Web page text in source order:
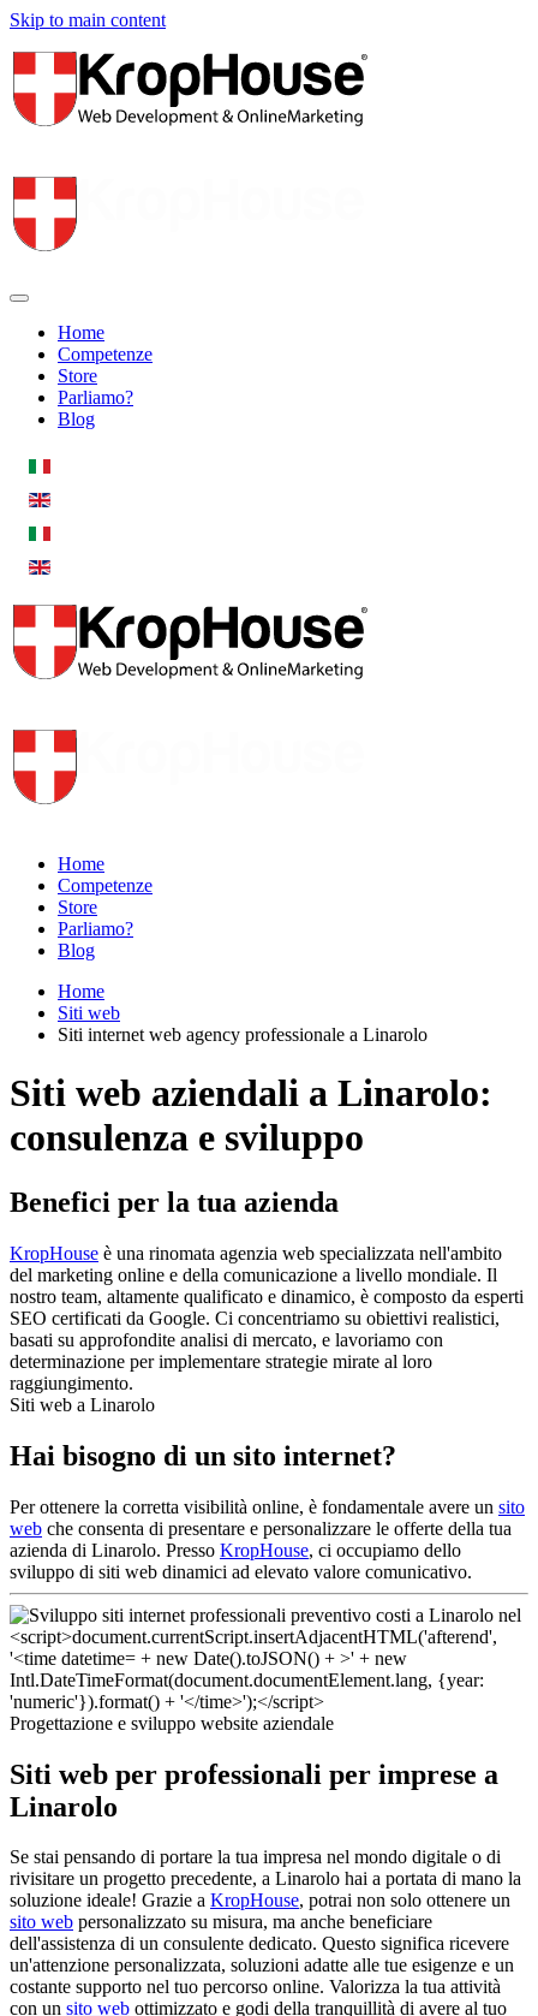
Skip to main content
Home
Competenze
Store
Parliamo?
Blog
Home
Competenze
Store
Parliamo?
Blog
Home
Siti web
Siti internet web agency professionale a Linarolo
Siti web aziendali a Linarolo:
consulenza e sviluppo
Benefici per la tua azienda
KropHouse è una rinomata agenzia web specializzata nell'ambito
del marketing online e della comunicazione a livello mondiale. Il
nostro team, altamente qualificato e dinamico, è composto da esperti
SEO certificati da Google. Ci concentriamo su obiettivi realistici,
basati su approfondite analisi di mercato, e lavoriamo con
determinazione per implementare strategie mirate al loro
raggiungimento.
Siti web a Linarolo
Hai bisogno di un sito internet?
Per ottenere la corretta visibilità online, è fondamentale avere un sito
web che consenta di presentare e personalizzare le offerte della tua
azienda di Linarolo. Presso KropHouse, ci occupiamo dello
sviluppo di siti web dinamici ad elevato valore comunicativo.
Progettazione e sviluppo website aziendale
Siti web per professionali per imprese a
Linarolo
Se stai pensando di portare la tua impresa nel mondo digitale o di
rivisitare un progetto precedente, a Linarolo hai a portata di mano la
soluzione ideale! Grazie a KropHouse, potrai non solo ottenere un
sito web personalizzato su misura, ma anche beneficiare
dell'assistenza di un consulente dedicato. Questo significa ricevere
un'attenzione personalizzata, soluzioni adatte alle tue esigenze e un
costante supporto nel tuo percorso online. Valorizza la tua attività
con un sito web ottimizzato e godi della tranquillità di avere al tuo